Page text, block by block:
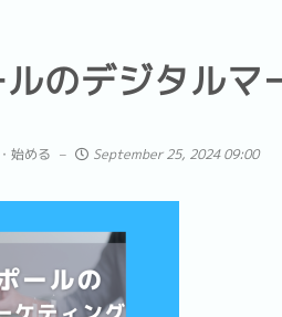
のデジタル
始める September 25, 2024 09:00